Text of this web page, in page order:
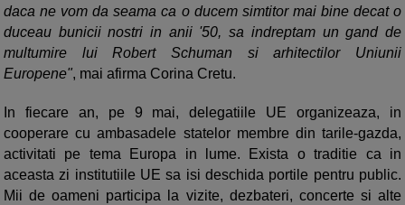
daca ne vom da seama ca o ducem simtitor mai bine decat o
duceau bunicii nostri in anii '50, sa indreptam un gand de
multumire lui Robert Schuman si arhitectilor Uniunii
Europene", mai afirma Corina Cretu.
In fiecare an, pe 9 mai, delegatiile UE organizeaza, in
cooperare cu ambasadele statelor membre din tarile-gazda,
activitati pe tema Europa in lume. Exista o traditie ca in
aceasta zi institutiile UE sa isi deschida portile pentru public.
Mii de oameni participa la vizite, dezbateri, concerte si alte